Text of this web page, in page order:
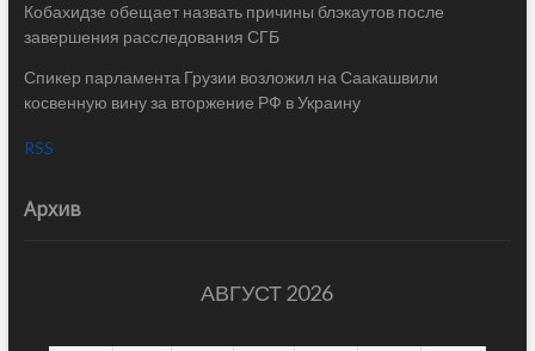
Кобахидзе обещает назвать причины блэкаутов после
завершения расследования СГБ
Спикер парламента Грузии возложил на Саакашвили
косвенную вину за вторжение РФ в Украину
RSS
Архив
АВГУСТ 2026